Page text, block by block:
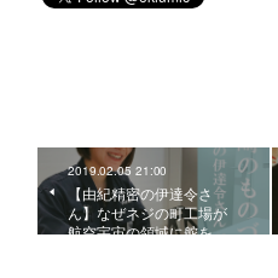
2019.02.05 21:00
【由紀精密の伊達令さ
ん】なぜネジの町工場が
航空宇宙の領域に舵を…